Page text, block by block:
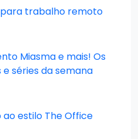
para trabalho remoto
Miasma e mais! Os
séries da semana
estilo The Office